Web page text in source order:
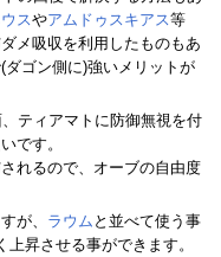
スやアムドゥスキアス等
メ吸収を利用したものもあ
ダゴン側に)強いメリットが
ティアマトに防御無視を付
です。
れるので、オーブの自由度
が、 ラウム と並べて使う事
昇させる事ができます。